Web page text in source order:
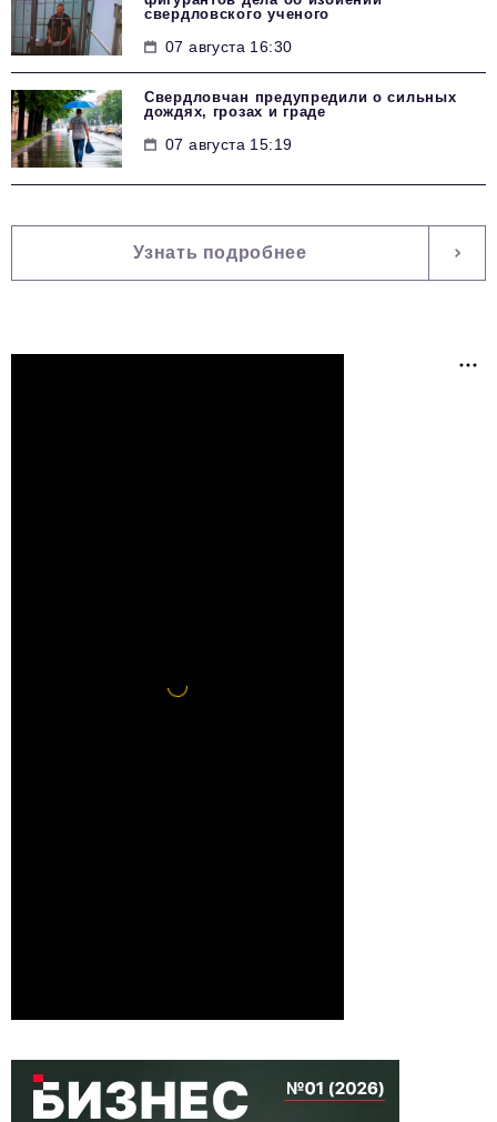
свердловского ученого
07 августа 16:30
Свердловчан предупредили о сильных
дождях, грозах и граде
07 августа 15:19
Узнать подробнее